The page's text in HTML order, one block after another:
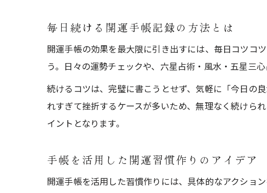
毎日続ける開運手帳記録の方法とは
開運手帳の効果を最大限に引き出すには、毎日コツコ
う。日々の運勢チェックや、六星占術・風水・五星三
続けるコツは、完璧に書こうとせず、気軽に「今日の
れすぎて挫折するケースが多いため、無理なく続けら
イントとなります。
手帳を活用した開運習慣作りのアイデア
開運手帳を活用した習慣作りには、具体的なアクショ